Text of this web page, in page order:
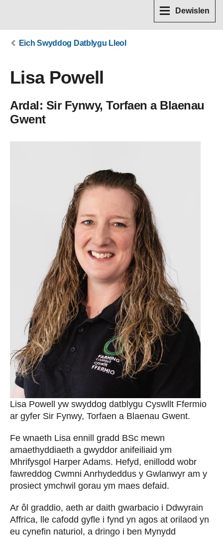
Dewislen
Eich Swyddog Datblygu Lleol
Lisa Powell
Ardal: Sir Fynwy, Torfaen a Blaenau
Gwent
Lisa Powell yw swyddog datblygu Cyswllt Ffermio
ar gyfer Sir Fynwy, Torfaen a Blaenau Gwent.
Fe wnaeth Lisa ennill gradd BSc mewn
amaethyddiaeth a gwyddor anifeiliaid ym
Mhrifysgol Harper Adams. Hefyd, enillodd wobr
fawreddog Cwmni Anrhydeddus y Gwlanwyr am y
prosiect ymchwil gorau ym maes defaid.
Ar ôl graddio, aeth ar daith gwarbacio i Ddwyrain
Affrica, lle cafodd gyfle i fynd yn agos at orilaod yn
eu cynefin naturiol, a dringo i ben Mynydd